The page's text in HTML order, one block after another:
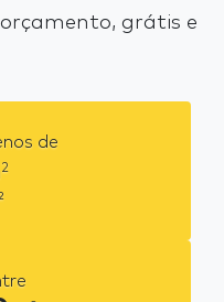
grátis e
de
2